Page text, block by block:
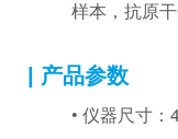
样本，抗原
| 产品参数
• 仪器尺寸：